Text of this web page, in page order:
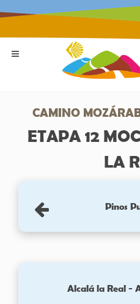
CAMINO
ETAPA 12
LA
Pinos
Alcalá la Real -